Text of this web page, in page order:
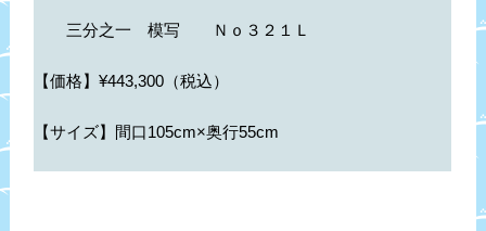
三分之一 模写 Ｎｏ３２１Ｌ
【価格】¥443,300（税込）
【サイズ】間口105cm×奥行55cm